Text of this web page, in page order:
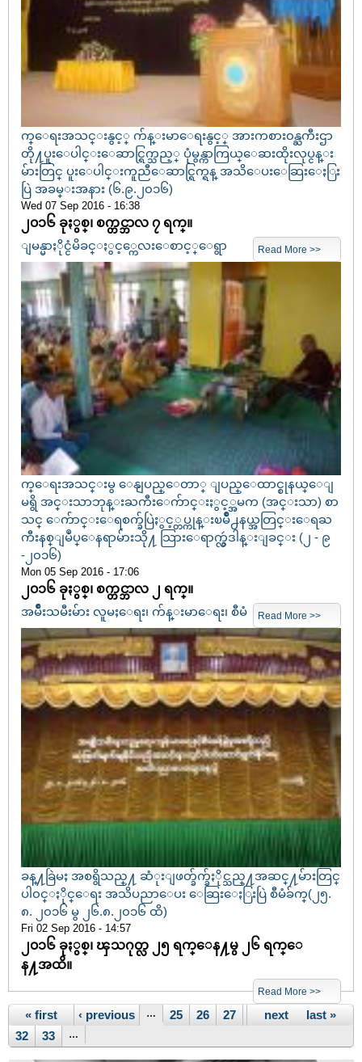
က္ေရးအသင္းနွင့္ က်န္းမာေရးနွင့္ အားကစား၀န္ႀကီးဌာ
တို႔ပူးေပါင္းေဆာင္ရြက္သည့္ ပုံမွန္ကာကြယ္ေဆးထိုးလုပ္ငန္း
မ်ားတြင္ ပူးေပါင္းကူညီေဆာင္ရြက္ရန္ အသိေပးေဆြးေႏြး
ပြဲ အခမ္းအနား (၆.၉.၂၀၁၆)
Wed 07 Sep 2016 - 16:38
၂၀၁၆ ခုႏွစ္၊ စက္တင္ဘာလ ၇ ရက္။
Read More >>
ျမန္မာႏိုင္ငံမိခင္ႏွင့္ကေလးေစာင့္ေရွာ
က္ေရးအသင္းမွ ေနျပည္ေတာ္ ျပည္ေထာင္စုနယ္ေျ
မရွိ အင္းသာဘုန္းႀကီးေက်ာင္းႏွင့္အမက (အင္းသာ) စာ
သင္ ေက်ာင္းေရစက္ခ်ပြဲႏွင့္တပ္ကုန္းၿမိဳ႕နယ္အတြင္းေရႀ
ကီးနစ္ျမဳပ္ေနရာမ်ားသို႔ သြားေရာက္လွဴဒါန္းျခင္း (၂ - ၉
-၂၀၁၆)
Mon 05 Sep 2016 - 17:06
၂၀၁၆ ခုႏွစ္၊ စက္တင္ဘာလ ၂ ရက္။
Read More >>
အမ်ိဳးသမီးမ်ား လူမႈေရး၊ က်န္းမာေရး၊ စီမံ
ခန္႔ခြဲမႈ အစရွိသည္႔ ဆံုးျဖတ္ခ်က္ခ်ႏိုင္သည္႔အဆင္႔မ်ားတြင္
ပါ၀င္ႏိုင္ေရး အသိပညာေပး ေဆြးေႏြးပြဲ စီမံခ်က္(၂၅.
၈. ၂၀၁၆ မွ ၂၆.၈.၂၀၁၆ ထိ)
Fri 02 Sep 2016 - 14:57
၂၀၁၆ ခုႏွစ္၊ ၾသဂုတ္လ ၂၅ ရက္ေန႔မွ ၂၆ ရက္ေ
န႔အထိ။
Read More >>
Pages
« first ‹ previous … 25 26 27 29 30
31
32
33 …
next › last »